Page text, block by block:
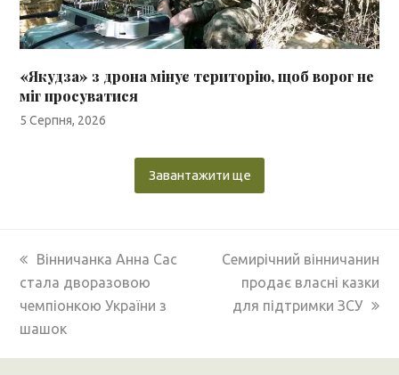
«Якудза» з дрона мінує територію, щоб ворог не
міг просуватися
5 Серпня, 2026
Завантажити ще
previous
post:
Вінничанка Анна Сас
стала дворазовою
чемпіонкою України з
шашок
next
post:
Семирічний вінничанин
продає власні казки
для підтримки ЗСУ